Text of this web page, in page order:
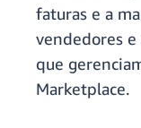
faturas e a
vendedores
que
Marketplace.